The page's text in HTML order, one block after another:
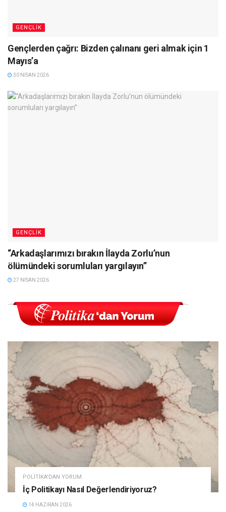
GENÇLIK
Gençlerden çağrı: Bizden çalınanı geri almak için 1
Mayıs’a
30 NISAN 2026
GENÇLIK
“Arkadaşlarımızı bırakın İlayda Zorlu’nun
ölümündeki sorumluları yargılayın”
27 NISAN 2026
POLITIKA'DAN YORUM
İç Politikayı Nasıl Değerlendiriyoruz?
14 HAZIRAN 2026